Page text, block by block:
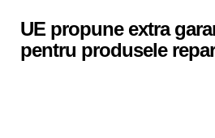
UE propune extra
pentru produsele